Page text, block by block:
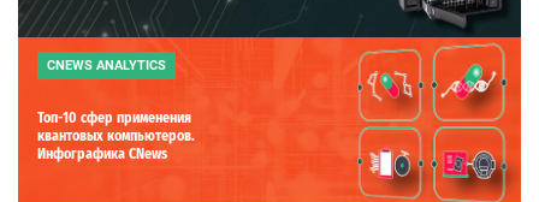
CNEWS ANALYTICS
Топ-10 сфер применения
квантовых компьютеров.
Инфографика CNews